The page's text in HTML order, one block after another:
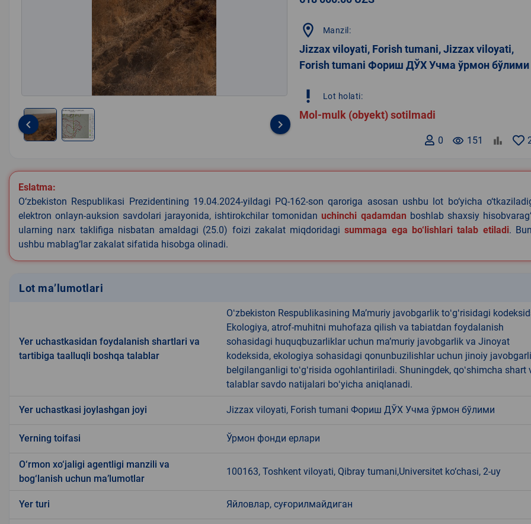
of
2
keyboard_arrow_left keyboard_arrow_right
location_on Manzil:
Jizzax viloyati, Forish tumani, Jizzax viloyati,
Forish tumani Фориш ДЎХ Учма ўрмон бўлими
priority_high Lot holati:
Mol-mulk (obyekt) sotilmadi
remove_red_eye 151
0
Eslatma:
O‘zbekiston Respublikasi Prezidentining 19.04.2024-yildagi PQ-162-son qaroriga asosan ushbu lot bo‘yicha
elektron onlayn-auksion savdolari jarayonida, ishtirokchilar tomonidanuchinchi qadamdan boshlab shaxsiy
ularning narx taklifiga nisbatan amaldagi (25.0) foizi zakalat miqdoridagisummaga ega bo‘lishlari talab etiladi.
ushbu mablag‘lar zakalat sifatida hisobga olinadi.
Lot ma’lumotlari
Yer uchastkasidan foydalanish shartlari va
tartibiga taalluqli boshqa talablar
Oʻzbekiston Respublikasining Maʼmuriy javobgarlik toʻgʻrisidagi
Ekologiya, atrof-muhitni muhofaza qilish va tabiatdan foydalanish
sohasidagi huquqbuzarliklar uchun maʼmuriy javobgarlik va Jinoyat
kodeksida, ekologiya sohasidagi qonunbuzilishlar uchun jinoiy
belgilanganligi toʻgʻrisida ogohlantiriladi. Shuningdek, qoʻshimcha shart
talablar savdo natijalari boʻyicha aniqlanadi.
Yer uchastkasi joylashgan joyi Jizzax viloyati, Forish tumani Фориш ДЎХ Учма ўрмон бўлими
Yerning toifasi Ўрмон фонди ерлари
O‘rmon xo‘jaligi agentligi manzili va
bog‘lanish uchun ma’lumotlar
100163, Toshkent viloyati, Qibray tumani,Universitet ko‘chasi, 2-uy
Yer turi Яйловлар, суғорилмайдиган